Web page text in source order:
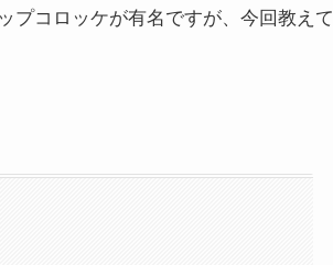
プコロッケが有名ですが、今回教えて